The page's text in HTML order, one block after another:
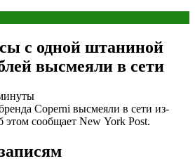
с одной штаниной
высмеяли в сети
Coperni высмеяли в сети из-
этом сообщает New York Post.